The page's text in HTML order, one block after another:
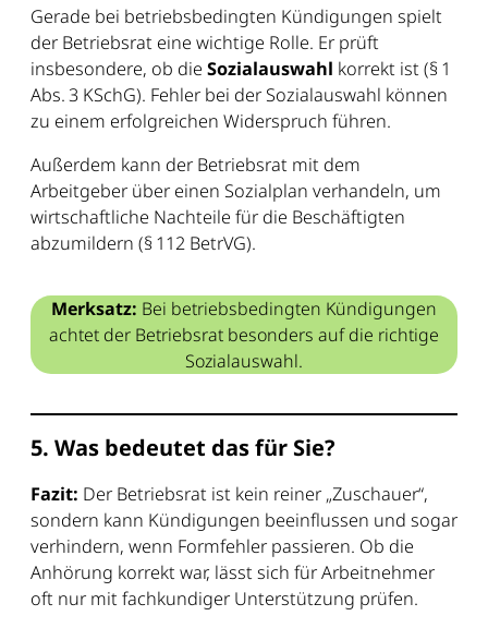
Gerade bei betriebsbedingten Kündigungen spielt
der Betriebsrat eine wichtige Rolle. Er prüft
insbesondere, ob die Sozialauswahl korrekt ist (§ 1
Abs. 3 KSchG). Fehler bei der Sozialauswahl können
zu einem erfolgreichen Widerspruch führen.
Außerdem kann der Betriebsrat mit dem
Arbeitgeber über einen Sozialplan verhandeln, um
wirtschaftliche Nachteile für die Beschäftigten
abzumildern (§ 112 BetrVG).
Merksatz: Bei betriebsbedingten Kündigungen
achtet der Betriebsrat besonders auf die richtige
Sozialauswahl.
5. Was bedeutet das für Sie?
Fazit: Der Betriebsrat ist kein reiner „Zuschauer“,
sondern kann Kündigungen beeinflussen und sogar
verhindern, wenn Formfehler passieren. Ob die
Anhörung korrekt war, lässt sich für Arbeitnehmer
oft nur mit fachkundiger Unterstützung prüfen.